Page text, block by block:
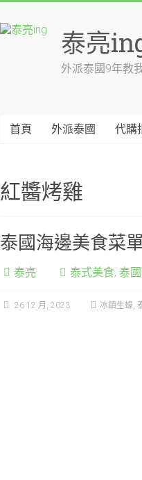
泰亮
外派泰國9年教
首頁 外派泰國 代購
紅醬烤雞
泰國海邊美食菜
泰亮 泰式美食, 泰
26 12 月, 2023 冰鎮生蠔,